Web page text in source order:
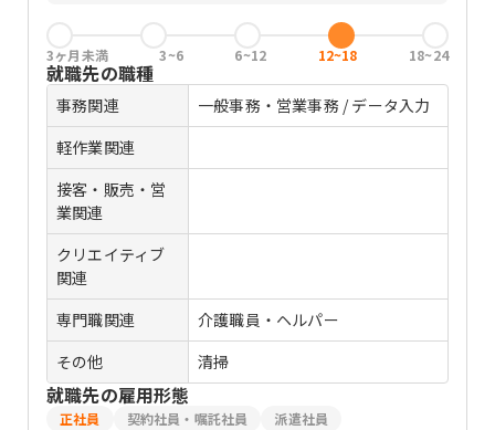
3ヶ月未満 3~6 6~12 12~18 18~24
就職先の職種
事務関連
一般事務・営業事務 / データ入力
軽作業関連
接客・販売・営
業関連
クリエイティブ
関連
専門職関連
介護職員・ヘルパー
その他
清掃
就職先の雇用形態
正社員 契約社員・嘱託社員
派遣社員